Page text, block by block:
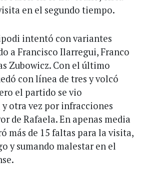
en el segundo tiempo.
intentó con variantes
a Francisco Ilarregui, Franco
Zubowicz. Con el último
con línea de tres y volcó
el partido se vio
otra vez por infracciones
de Rafaela. En apenas media
más de 15 faltas para la visita,
y sumando malestar en el